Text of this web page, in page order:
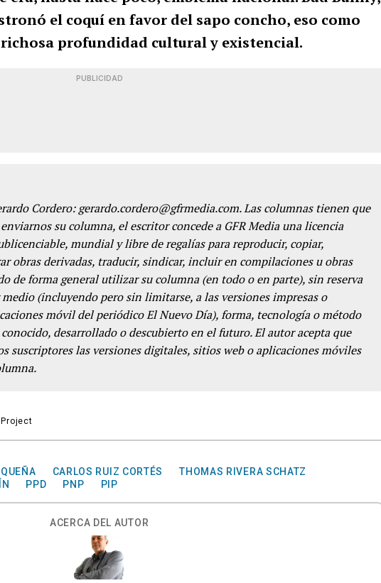
el coquí en favor del sapo concho, eso como
profundidad cultural y existencial.
PUBLICIDAD
Cordero: gerardo.cordero@gfrmedia.com. Las columnas tienen que
su columna, el escritor concede a GFR Media una licencia
mundial y libre de regalías para reproducir, copiar,
obras derivadas, traducir, sindicar, incluir en compilaciones u obras
de forma general utilizar su columna (en todo o en parte), sin reserva
(incluyendo pero sin limitarse, a las versiones impresas o
móvil del periódico El Nuevo Día), forma, tecnología o método
desarrollado o descubierto en el futuro. El autor acepta que
suscriptores las versiones digitales, sitios web o aplicaciones móviles
CARLOS RUIZ CORTÉS
THOMAS RIVERA SCHATZ
PPD PNP PIP
ACERCA DEL AUTOR